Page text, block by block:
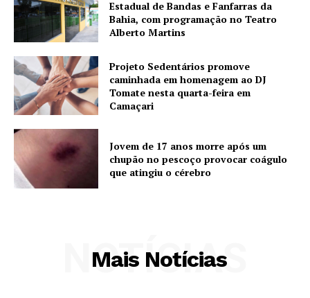
Estadual de Bandas e Fanfarras da
Bahia, com programação no Teatro
Alberto Martins
Projeto Sedentários promove
caminhada em homenagem ao DJ
Tomate nesta quarta-feira em
Camaçari
Jovem de 17 anos morre após um
chupão no pescoço provocar coágulo
que atingiu o cérebro
Mais Notícias
NOTÍCIAS